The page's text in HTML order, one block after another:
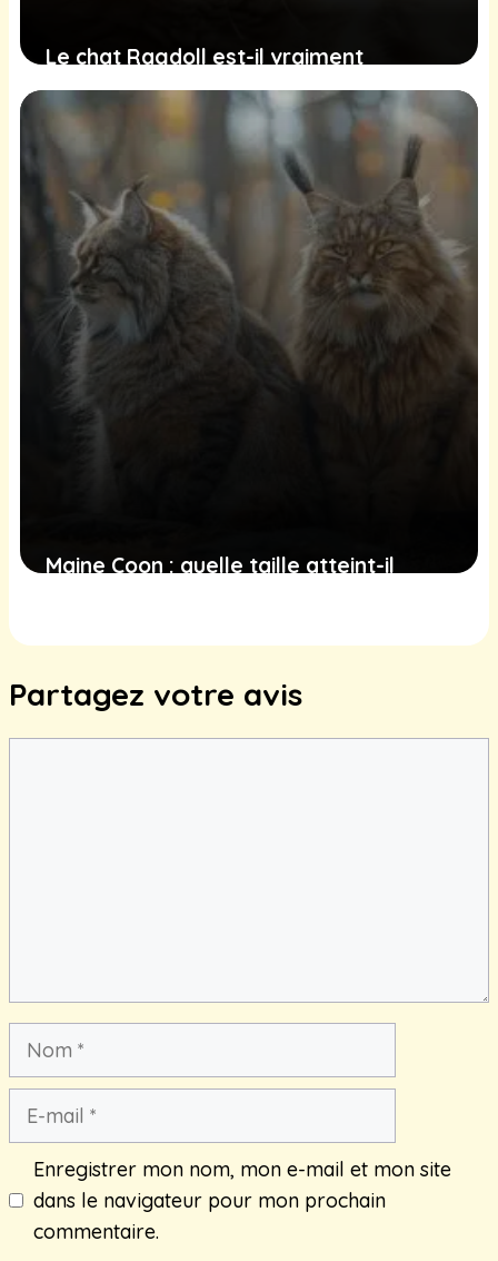
Le chat Ragdoll est-il vraiment
hypoallergénique ?
Maine Coon : quelle taille atteint-il
Partagez votre avis
Nom
Enregistrer mon nom, mon e-mail et mon site
dans le navigateur pour mon prochain
commentaire.